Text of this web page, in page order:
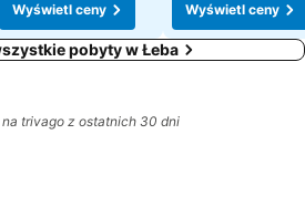
Wyświetl ceny
Wyświetl ceny
pobyty w Łeba
trivago z ostatnich 30 dni